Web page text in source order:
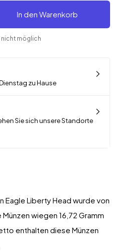
In den Warenkorb
möglich
zu Hause
Sie sich unsere Standorte
Eagle Liberty Head wurde von
wiegen 16,72 Gramm
enthalten diese Münzen